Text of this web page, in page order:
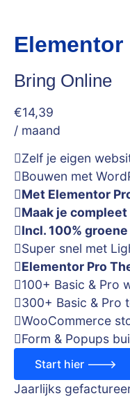
Elementor
Bring Online
€14,39
/ maand
Zelf je eigen
Bouwen met
Met Elementor
Maak je
Incl. 100%
Super snel met
Elementor Pro
100+ Basic & Pro
300+ Basic & Pro
WooCommerce
Form & Popups
Start hier --->
Jaarlijks